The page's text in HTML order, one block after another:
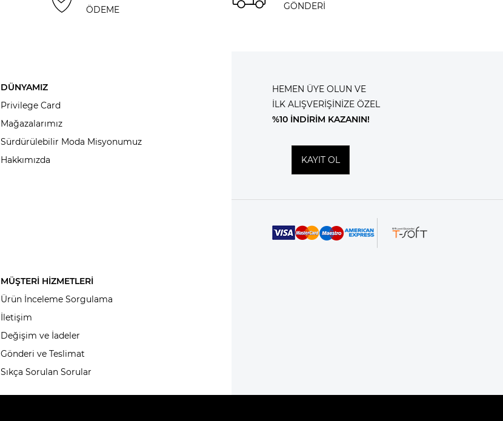
ÖDEME GÖNDERİ
DÜNYAMIZ
Privilege Card
Mağazalarımız
Sürdürülebilir Moda Misyonumuz
Hakkımızda
MÜŞTERİ HİZMETLERİ
Ürün İnceleme Sorgulama
İletişim
Değişim ve İadeler
Gönderi ve Teslimat
Sıkça Sorulan Sorular
HEMEN ÜYE OLUN VE
İLK ALIŞVERİŞİNİZE ÖZEL
%10 İNDİRİM KAZANIN!
KAYIT OL